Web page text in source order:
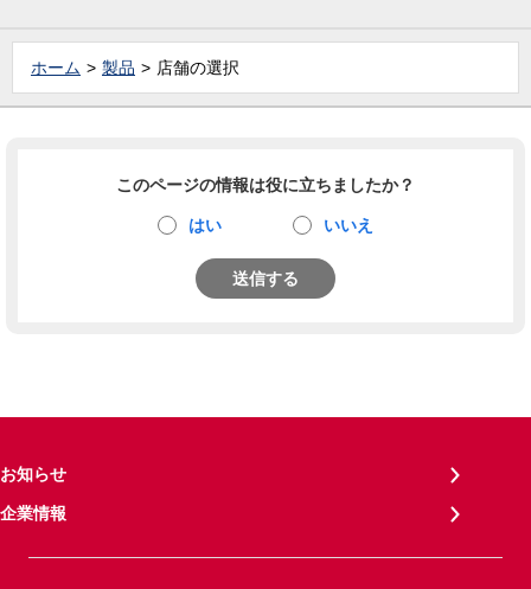
ホーム 製品 店舗の選択
このページの情報は役に立ちましたか？
はい いいえ
送信する
お知らせ
企業情報